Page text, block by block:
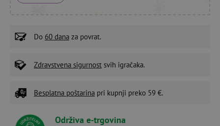
Do 60 dana za povrat.
Zdravstvena sigurnost svih igračaka.
Besplatna poštarina pri kupnji preko 59 €.
Održiva e-trgovina